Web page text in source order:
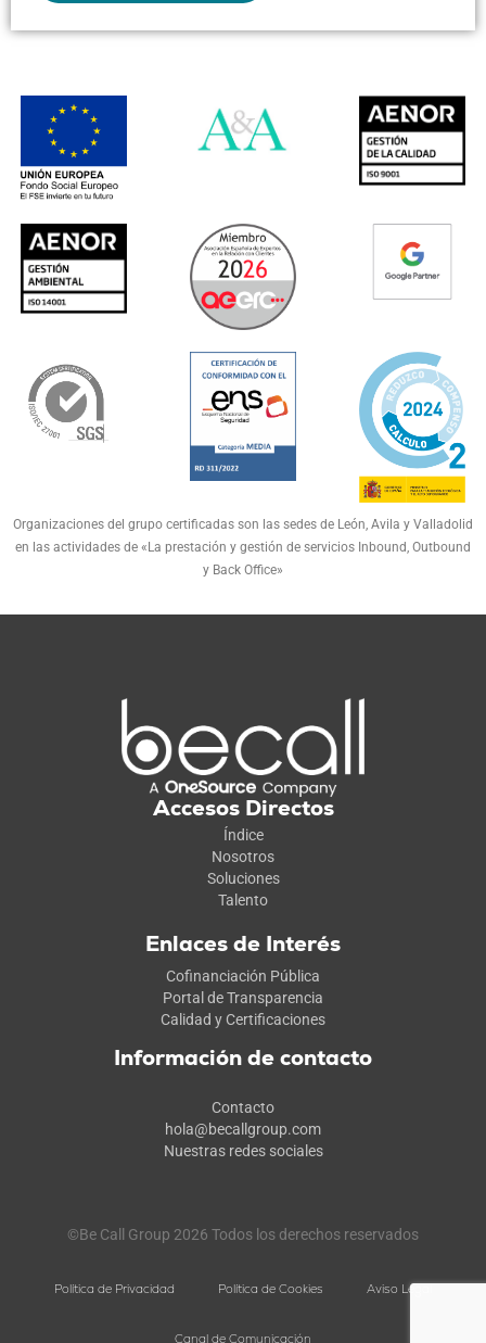
Organizaciones del grupo certificadas son las sedes de León, Avila y Valladolid
en las actividades de «La prestación y gestión de servicios Inbound, Outbound
y Back Office»
Accesos Directos
Índice
Nosotros
Soluciones
Talento
Enlaces de Interés
Cofinanciación Pública
Portal de Transparencia
Calidad y Certificaciones
Información de contacto
Contacto
hola@becallgroup.com
Nuestras redes sociales
©Be Call Group 2026 Todos los derechos reservados
Política de Privacidad Política de Cookies Aviso Legal
Canal de Comunicación